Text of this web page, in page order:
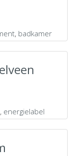
, badkamer
, energielabel